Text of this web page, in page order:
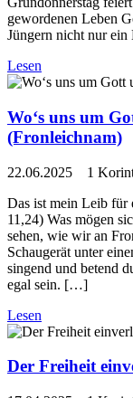
gewordenen Leben
Jüngern nicht nur
Lesen
Wo‘s uns um
(Fronleichnam)
22.06.2025 1
Das ist mein Leib für
11,24) Was mögen
sehen, wie wir an
Schaugerät unter
singend und betend
egal sein. […]
Lesen
Der Freiheit